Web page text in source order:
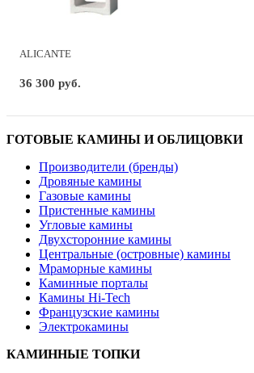
ALICANTE
36 300 руб.
ГОТОВЫЕ КАМИНЫ И ОБЛИЦОВКИ
Производители (бренды)
Дровяные камины
Газовые камины
Пристенные камины
Угловые камины
Двухсторонние камины
Центральные (островные) камины
Мраморные камины
Каминные порталы
Камины Hi-Tech
Французские камины
Электрокамины
КАМИННЫЕ ТОПКИ